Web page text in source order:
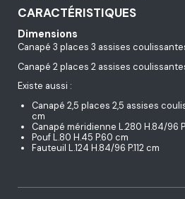
CARACTÉRISTIQUES
Dimensions
Canapé 3 places 3 assises
Canapé 2 places 2 assises coulissantes
Existe aussi :
Canapé 2,5 places 2,5 assises
cm
Canapé méridienne L.280 H.84/96
Pouf L.80 H.45 P.60 cm
Fauteuil L.124 H.84/96 P.112 cm